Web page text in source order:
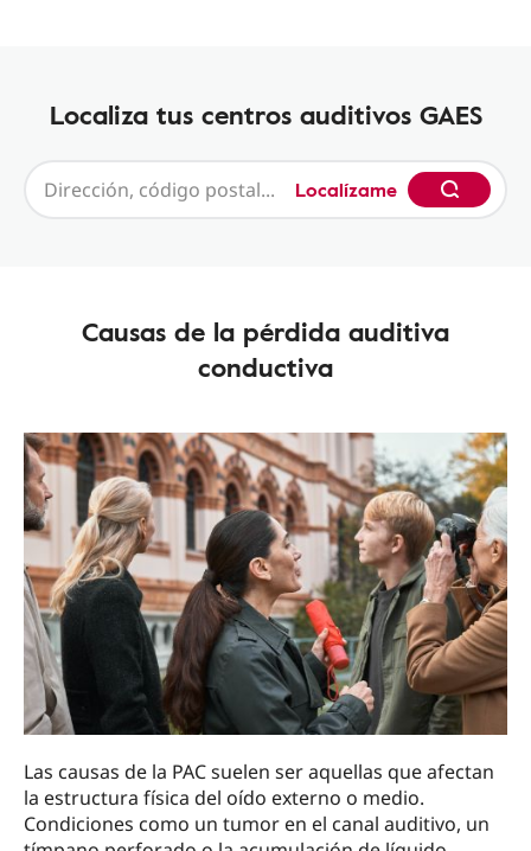
Localiza tus centros auditivos GAES
Localízame
Causas de la pérdida auditiva
conductiva
Las causas de la PAC suelen ser aquellas que afectan
la estructura física del oído externo o medio.
Condiciones como un tumor en el canal auditivo, un